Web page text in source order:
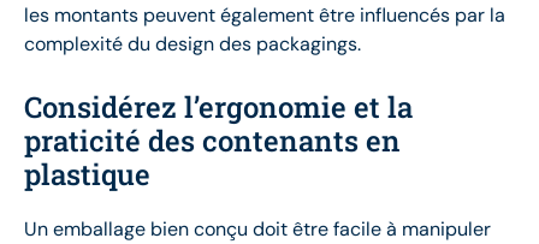
les montants peuvent également être influencés par la
complexité du design des packagings.
Considérez l’ergonomie et la
praticité des contenants en
plastique
Un emballage bien conçu doit être facile à manipuler